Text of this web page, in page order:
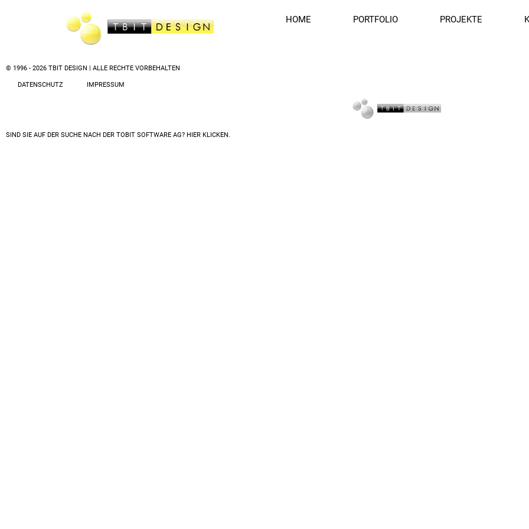
HOME PORTFOLIO PROJEKTE
© 1996 - 2026 TBIT DESIGN | ALLE RECHTE VORBEHALTEN
DATENSCHUTZ IMPRESSUM
SIND SIE AUF DER SUCHE NACH DER TOBIT SOFTWARE AG? HIER KLICKEN.